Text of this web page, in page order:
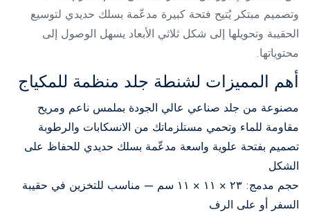
وتصميم مبتكر يُتيح فتحة كبيرة مدعّمة بسلك حديدي لتوسيع
الحقيبة وتحويلها إلى شكل ثلاثي الأبعاد يسهل الوصول إلى
محتوياتها.
أهم المميزات لشنطة جلد منظمة للمكياج
مصنوعة من جلد صناعي عالي الجودة بملمس ناعم ومريح
مقاومة للماء وتحمي مستلزماتك من الانسكابات والرطوبة
تصميم بفتحة علوية واسعة مدعّمة بسلك حديدي للحفاظ على
الشكل
حجم مدمج: ٢٣ × ١١ × ١١ سم — مناسب للتخزين في حقيبة
السفر أو على الرف